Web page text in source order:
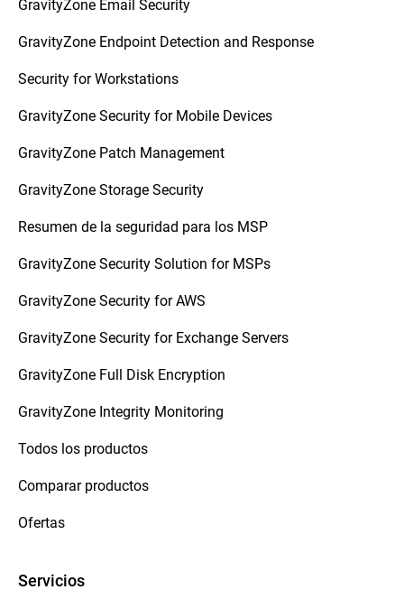
GravityZone Email Security
GravityZone Endpoint Detection and Response
Security for Workstations
GravityZone Security for Mobile Devices
GravityZone Patch Management
GravityZone Storage Security
Resumen de la seguridad para los MSP
GravityZone Security Solution for MSPs
GravityZone Security for AWS
GravityZone Security for Exchange Servers
GravityZone Full Disk Encryption
GravityZone Integrity Monitoring
Todos los productos
Comparar productos
Ofertas
Servicios